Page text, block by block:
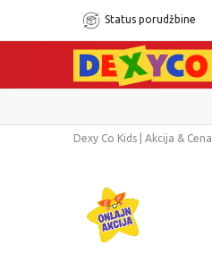
Status porudžbine
Dexy Co Kids | Akcija & Cena